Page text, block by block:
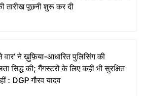
तारीख पूछनी शुरू कर दी
वार’ ने ख़ुफ़िया-आधारित पुलिसिंग की
सिद्ध की; गैंगस्टरों के लिए कहीं भी सुरक्षित
: DGP गौरव यादव